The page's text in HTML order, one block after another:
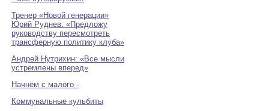
Тренер «Новой генерации»
Юрий Руднев: «Предложу
руководству пересмотреть
трансферную политику клуба»
Андрей Нутрихин: «Все мысли
устремлены вперед»
Начнём с малого -
Коммунальные кульбиты